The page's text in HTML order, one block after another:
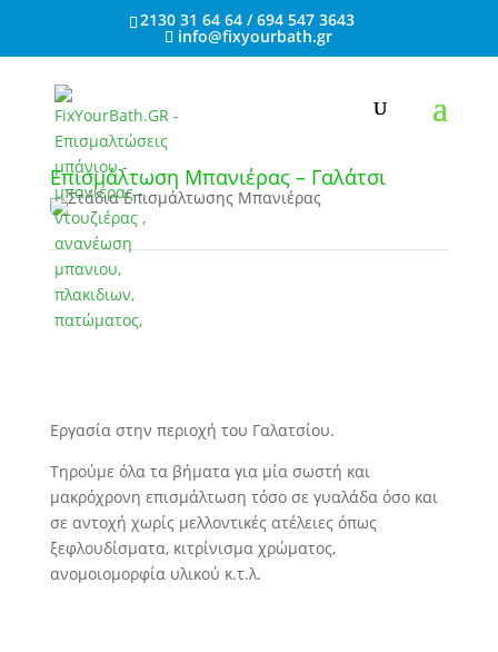
2130 31 64 64 / 694 547 3643
info@fixyourbath.gr
Επισμάλτωση Μπανιέρας – Γαλάτσι
Εργασία στην περιοχή του Γαλατσίου.
Τηρούμε όλα τα βήματα για μία σωστή και
μακρόχρονη επισμάλτωση τόσο σε γυαλάδα όσο και
σε αντοχή χωρίς μελλοντικές ατέλειες όπως
ξεφλουδίσματα, κιτρίνισμα χρώματος,
ανομοιομορφία υλικού κ.τ.λ.